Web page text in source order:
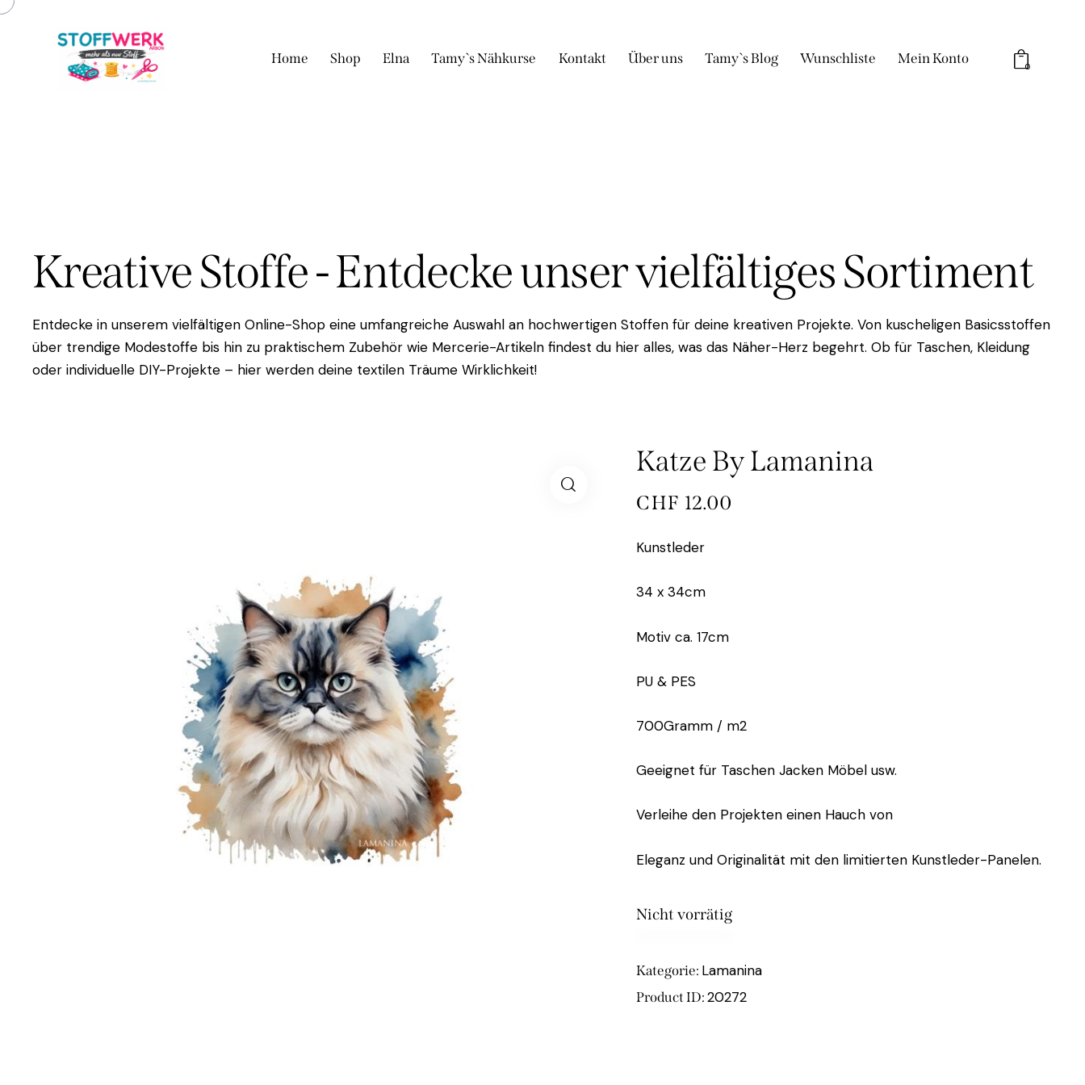
Home Shop Elna Tamy`s Nähkurse Kontakt Über uns Tamy`s Blog Wunschliste Mein Konto 0
Kreative Stoffe - Entdecke unser vielfältiges Sortiment
Entdecke in unserem vielfältigen Online-Shop eine umfangreiche Auswahl an hochwertigen Stoffen für deine kreativen Projekte. Von kuscheligen Basicsstoffen
über trendige Modestoffe bis hin zu praktischem Zubehör wie Mercerie-Artikeln findest du hier alles, was das Näher-Herz begehrt. Ob für Taschen, Kleidung
oder individuelle DIY-Projekte – hier werden deine textilen Träume Wirklichkeit!
Katze By Lamanina
CHF 12.00
Kunstleder
34 x 34cm
Motiv ca. 17cm
PU & PES
700Gramm / m2
Geeignet für Taschen Jacken Möbel usw.
Verleihe den Projekten einen Hauch von
Eleganz und Originalität mit den limitierten Kunstleder-Panelen.
Nicht vorrätig
Kategorie: Lamanina
Product ID:20272